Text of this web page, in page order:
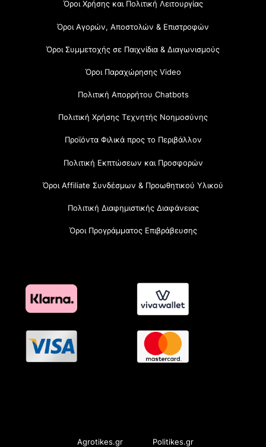
Όροι Χρήσης και Πολιτική Λειτουργίας
Όροι Αγορών, Αποστολών & Επιστροφών
Όροι Συμμετοχής σε Παιχνίδια & Διαγωνισμούς
Όροι Παραχώρησης Video
Πολιτική Απορρήτου Chatbots
Πολιτική Χρήσης Τεχνητής Νοημοσύνης
Προϊόντα Φιλικά προς το Περιβάλλον
Πολιτική Εκπτώσεων και Προσφορών
Όροι Affiliate Συνδέσμων & Προωθητικού Υλικού
Πολιτική Διαφημιστικής Διαφάνειας
Όροι Προγράμματος Επιβράβευσης
Agrotikes.gr Politikes.gr